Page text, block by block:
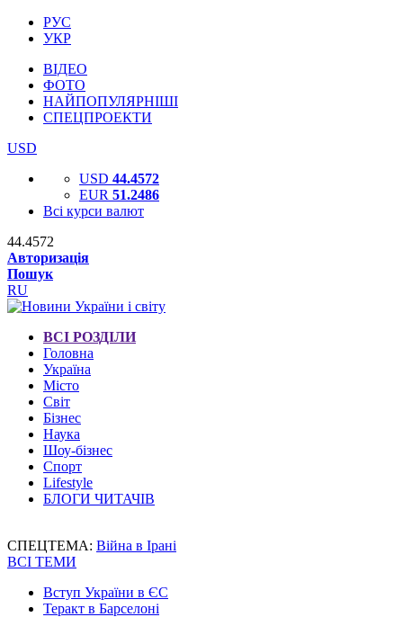
РУС
УКР
ВІДЕО
ФОТО
НАЙПОПУЛЯРНІШІ
СПЕЦПРОЕКТИ
USD
USD 44.4572
EUR 51.2486
Всі курси валют
44.4572
Авторизація
Пошук
RU
ВСІ РОЗДІЛИ
Головна
Україна
Місто
Світ
Бізнес
Наука
Шоу-бізнес
Спорт
Lifestyle
БЛОГИ ЧИТАЧІВ
СПЕЦТЕМА: Війна в Ірані
ВСІ ТЕМИ
Вступ України в ЄС
Теракт в Барселоні